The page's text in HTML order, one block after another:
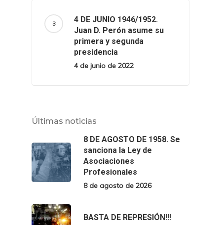
4 DE JUNIO 1946/1952.
Juan D. Perón asume su
primera y segunda
presidencia
4 de junio de 2022
Últimas noticias
8 DE AGOSTO DE 1958. Se
sanciona la Ley de
Asociaciones
Profesionales
8 de agosto de 2026
BASTA DE REPRESIÓN!!!